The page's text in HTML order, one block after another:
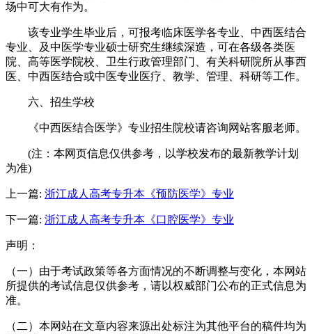
场中可大有作为。
该专业学生毕业后，可报考临床医学各专业、中西医结合
专业、及中医学专业硕士研究生继续深造，可在各级各类医
院、高等医学院校、卫生行政管理部门、有关科研院所从事西
医、中西医结合或中医专业医疗、教学、管理、科研等工作。
六、招生学校
《中西医结合医学》专业招生院校请咨询网站客服老师。
(注：本网页信息仅供参考，以学校发布的最新教学计划
为准)
上一篇: 浙江成人高考专升本《预防医学》专业
下一篇: 浙江成人高考专升本《口腔医学》专业
声明：
（一）由于考试政策等各方面情况的不断调整与变化，本网站
所提供的考试信息仅供参考，请以权威部门公布的正式信息为
准。
（二）本网站在文章内容来源出处标注为其他平台的稿件均为